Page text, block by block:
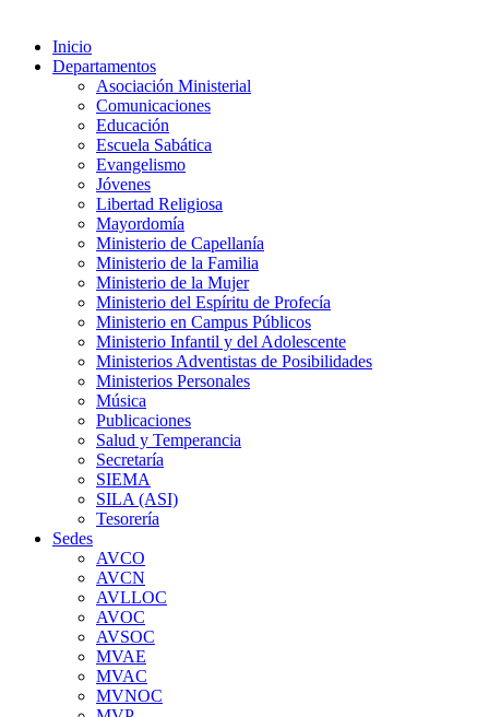
Inicio
Departamentos
Asociación Ministerial
Comunicaciones
Educación
Escuela Sabática
Evangelismo
Jóvenes
Libertad Religiosa
Mayordomía
Ministerio de Capellanía
Ministerio de la Familia
Ministerio de la Mujer
Ministerio del Espíritu de Profecía
Ministerio en Campus Públicos
Ministerio Infantil y del Adolescente
Ministerios Adventistas de Posibilidades
Ministerios Personales
Música
Publicaciones
Salud y Temperancia
Secretaría
SIEMA
SILA (ASI)
Tesorería
Sedes
AVCO
AVCN
AVLLOC
AVOC
AVSOC
MVAE
MVAC
MVNOC